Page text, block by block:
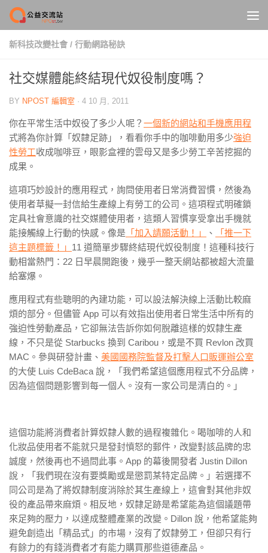
Skip to content
新科技改變社會 / 行動網路秘訣
社交媒體能終結現代奴役制度嗎？
BY NPOST 編輯室 · 4 10 月, 2011
你在平常生活中奴役了多少人呢？ 一個新的網站和手機應用程
式將為你計算「奴隸足跡」，看看你手中的咖啡動用多少強迫
性勞工收成咖啡豆，眼影盒裡的雲母又是多少勞工辛苦挖掘的
成果。
這項巧妙設計的應用程式，詢問使用者日常消費習慣，然後為
使用者草擬一封信給生產線上有勞工的公司。這項程式明確鎖
定具社會意識的社交媒體使用者，這類人習慣享受拿出手機就
能接觸線上行動的快感。像是 「加入請願活動！」 、
「推一下
這主題標籤！」 11 道簡單步驟終結現代奴役制度！這種科技行
動相當熱門：22 日早晨開跑後，幾乎一整天網站都被超大流量
給塞爆。
應用程式有些聰明的內建功能，可以設法解決線上活動比較麻
煩的部分。但儘管 App 可以有效指出使用者日常生活中所有的
強迫性勞動產品，它卻無法告訴你如何脫離這樣的奴隸生產
線，不只是從 Starbucks 換到 Caribou，或是不買 Revlon 改買
MAC。參與研發計畫、 美國國務院監督及打擊人口販運辦公室
的大使 Luis CdeBaca 說，「我們希望這個應用程式不分品牌，
因為這個問題影響到每一個人。沒有一家公司是清白的。」
這個功能將消費者計算奴隸人數的過程複雜化。喝咖啡的人和
化妝品使用者不能就只是發封憤怒的郵件，改變對該品牌的忠
誠度，然後再也不過問此事。App 的幕後開發者 Justin Dillon
說，「我們現在沒有要獎勵或是懲罰某特定品牌。」若選擇不
同公司是為了將奴隸制度消除於其生產線上，這會對其他非奴
役的產品帶來麻煩。相反地，奴隸足跡是希望能為這個議題帶
來足夠的壓力，以達成整體產業的改變。Dillon 說，他希望能夠
避免創造出「精品式」的市場，沒有了奴隸勞工，但卻只有行
有餘力的有錢消費者才有能力購買那些道德產品。